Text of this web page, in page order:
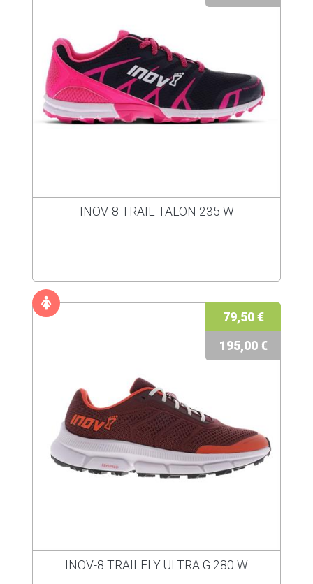
INOV-8 TRAIL TALON 235 W
79,50 €
195,00 €
INOV-8 TRAILFLY ULTRA G 280 W